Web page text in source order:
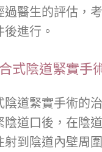
過醫生的評估，
進行。
式陰道緊實手
陰道緊實手術的
陰道口後，在陰
射到陰道內壁周